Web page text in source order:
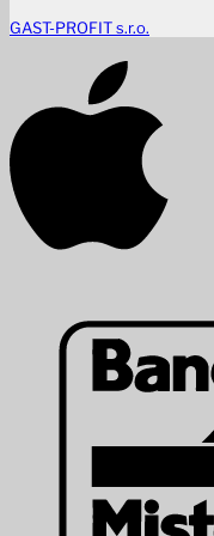
GAST-PROFIT s.r.o.